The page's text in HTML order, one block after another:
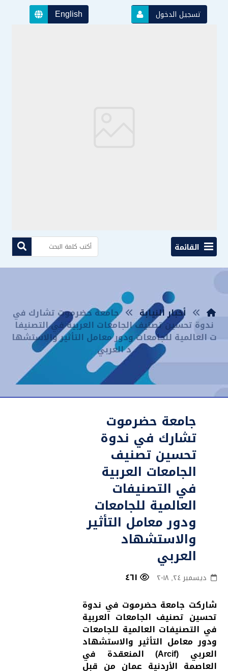
English تسجيل الدخول
القائمة
أخبار النيابة جامعة حضرموت تشارك في
ندوة تحسين تصنيف الجامعات العربية في التصنيفا
ت العالمية للجامعات ودور معامل التأثير والاستشها
د العربي
جامعة حضرموت
تشارك في ندوة
تحسين تصنيف
الجامعات العربية
في التصنيفات
العالمية للجامعات
ودور معامل التأثير
والاستشهاد
العربي
ديسمبر ٢٤, ٢٠١٨
شاركت جامعة حضرموت في ندوة
تحسين تصنيف الجامعات العربية
في التصنيفات العالمية للجامعات
ودور معامل التأثير والاستشهاد
العربي (Arcif) المنعقدة في
العاصمة الأردنية عمان من قبل